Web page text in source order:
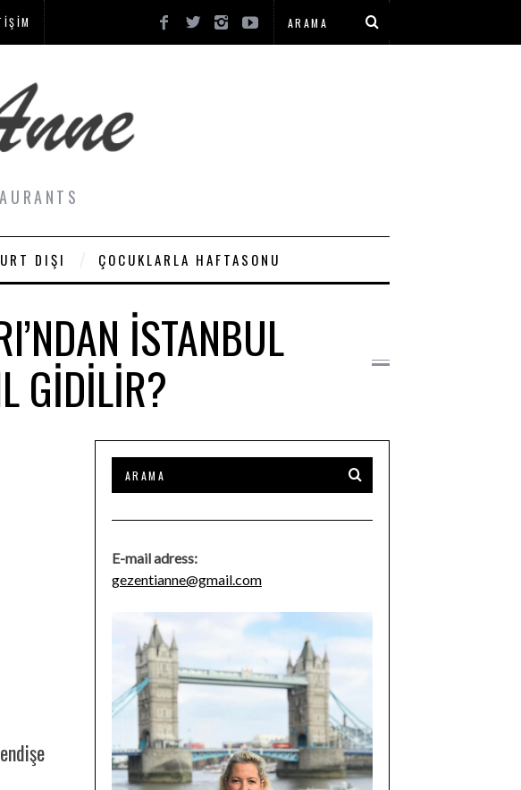
DIŞI ÇOCUKLARLA HAFTASONU
İSTANBUL
GIDILIR?
E-mail adress:
gezentianne@gmail.com